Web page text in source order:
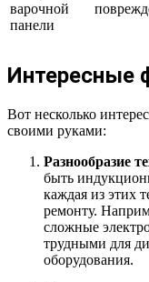
варочной
панели
Интересные
Вот несколько
своими руками:
Разнообразие
быть
каждая из этих
ремонту.
сложные
трудными для
оборудования.